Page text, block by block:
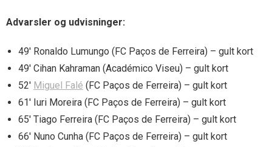
Advarsler og udvisninger:
49′ Ronaldo Lumungo (FC Paços de Ferreira) – gult kort
49′ Cihan Kahraman (Académico Viseu) – gult kort
52′ Miguel Falé (FC Paços de Ferreira) – gult kort
61′ Iuri Moreira (FC Paços de Ferreira) – gult kort
65′ Tiago Ferreira (FC Paços de Ferreira) – gult kort
66′ Nuno Cunha (FC Paços de Ferreira) – gult kort